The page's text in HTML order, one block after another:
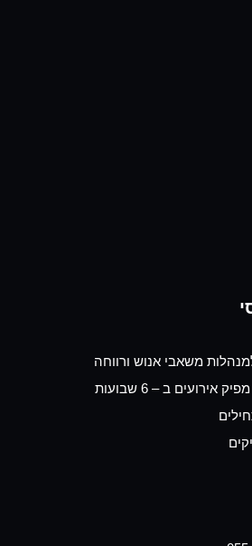
משאבי אנוש ורווחה
ב – 6 שבועות